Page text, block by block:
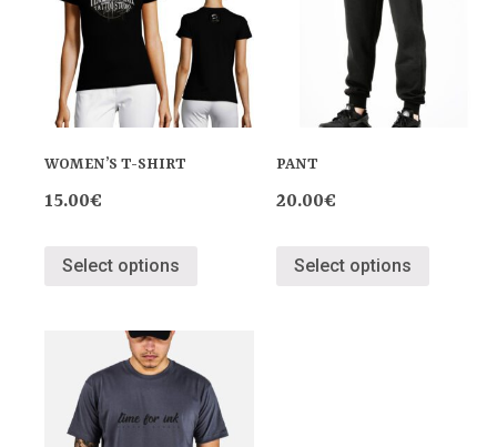
WOMEN’S T-SHIRT
15.00€
Select options
PANT
20.00€
Select options